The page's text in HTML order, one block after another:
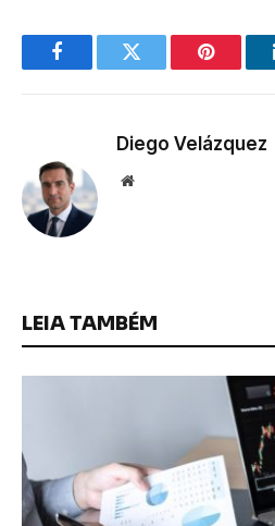
FacebookTwitter Pinterest
Diego Velázquez
Website
LEIA TAMBÉM